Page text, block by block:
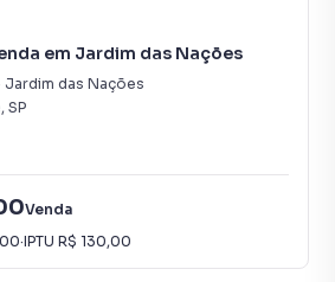
em Jardim das Nações
Jardim das Nações
, SP
Venda
·IPTU R$ 130,00